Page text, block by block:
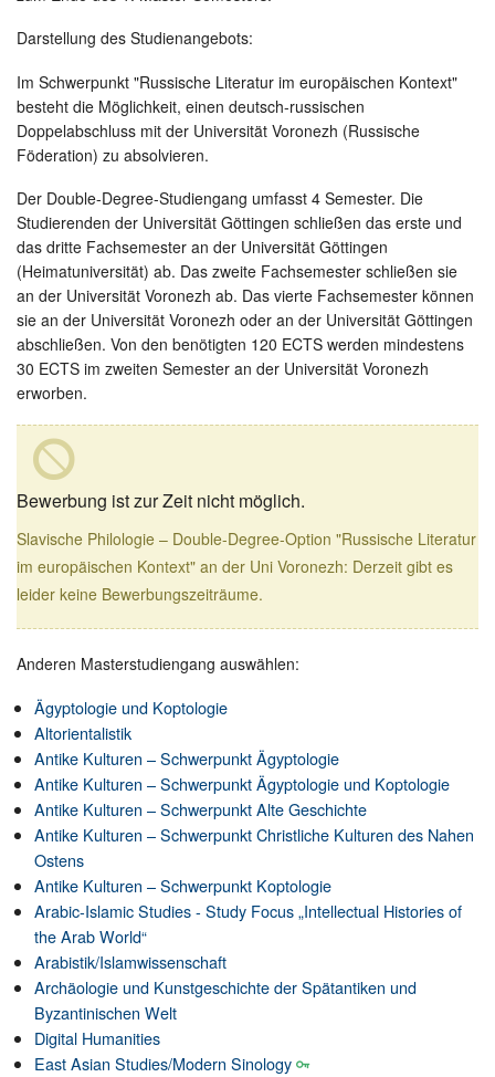
Darstellung des Studienangebots:
Im Schwerpunkt "Russische Literatur im europäischen Kontext"
besteht die Möglichkeit, einen deutsch-russischen
Doppelabschluss mit der Universität Voronezh (Russische
Föderation) zu absolvieren.
Der Double-Degree-Studiengang umfasst 4 Semester. Die
Studierenden der Universität Göttingen schließen das erste und
das dritte Fachsemester an der Universität Göttingen
(Heimatuniversität) ab. Das zweite Fachsemester schließen sie
an der Universität Voronezh ab. Das vierte Fachsemester können
sie an der Universität Voronezh oder an der Universität Göttingen
abschließen. Von den benötigten 120 ECTS werden mindestens
30 ECTS im zweiten Semester an der Universität Voronezh
erworben.
Bewerbung ist zur Zeit nicht möglich.
Slavische Philologie – Double-Degree-Option "Russische Literatur
im europäischen Kontext" an der Uni Voronezh: Derzeit gibt es
leider keine Bewerbungszeiträume.
Anderen Masterstudiengang auswählen:
Ägyptologie und Koptologie
Altorientalistik
Antike Kulturen – Schwerpunkt Ägyptologie
Antike Kulturen – Schwerpunkt Ägyptologie und Koptologie
Antike Kulturen – Schwerpunkt Alte Geschichte
Antike Kulturen – Schwerpunkt Christliche Kulturen des Nahen
Ostens
Antike Kulturen – Schwerpunkt Koptologie
Arabic-Islamic Studies - Study Focus „Intellectual Histories of
the Arab World“
Arabistik/Islamwissenschaft
Archäologie und Kunstgeschichte der Spätantiken und
Byzantinischen Welt
Digital Humanities
East Asian Studies/Modern Sinology